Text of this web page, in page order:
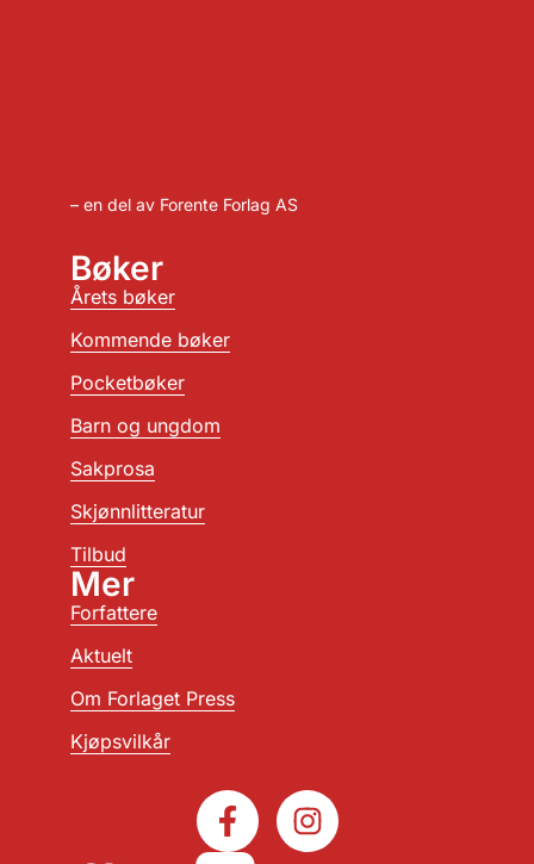
– en del av Forente Forlag AS
Bøker
Årets bøker
Kommende bøker
Pocketbøker
Barn og ungdom
Sakprosa
Skjønnlitteratur
Tilbud
Mer
Forfattere
Aktuelt
Om Forlaget Press
Kjøpsvilkår